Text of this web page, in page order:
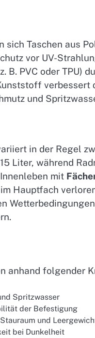
Taschen aus
vor UV-
B. PVC oder TPU)
verbessert
und
in der Regel
Liter, während
mit
Hauptfach
anhand folgender
Spritzwasser
der Befestigung
und
bei Dunkelheit